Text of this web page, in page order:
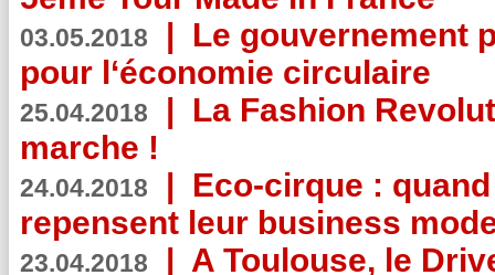
03.05.2018 | Le gouvernement
pour l‘économie circulaire
25.04.2018 | La Fashion
marche !
24.04.2018 | Eco-cirque :
repensent leur business
23.04.2018 | A Toulouse, le